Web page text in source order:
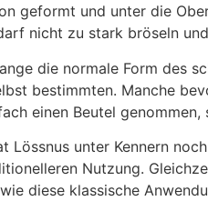
geformt und unter die
nicht zu stark bröseln
die normale Form des
bestimmten. Manche
einen Beutel
Lössnus unter Kennern
Nutzung.
diese klassische